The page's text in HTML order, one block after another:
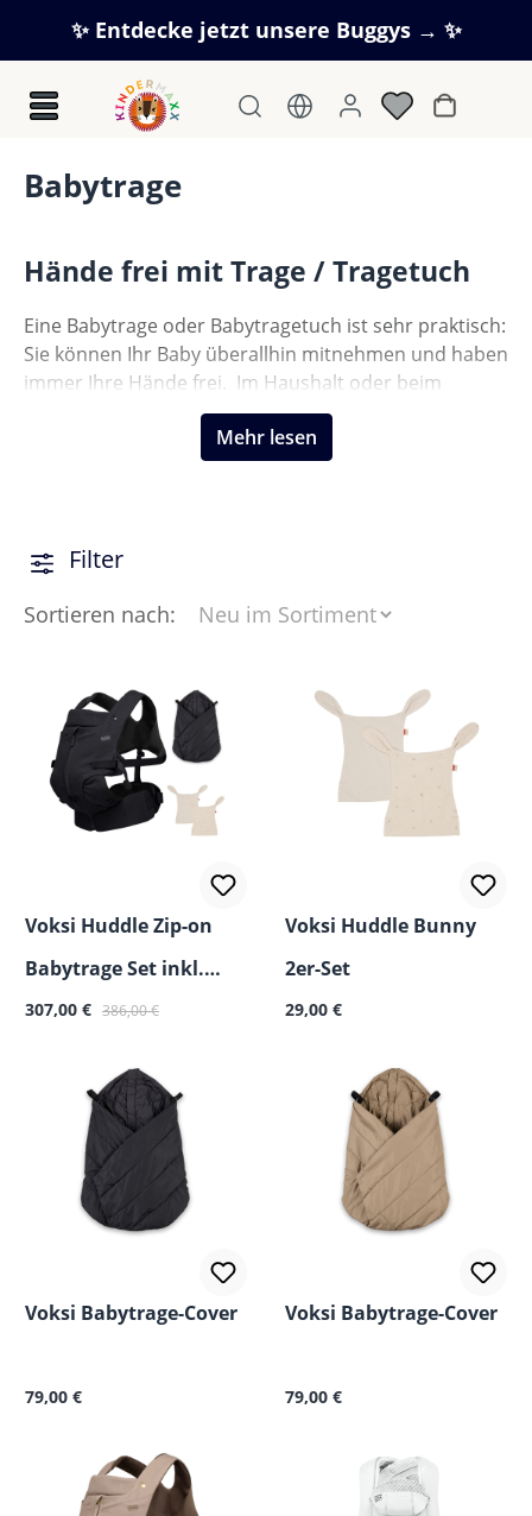
Zum Hauptinhalt springen
✨ Entdecke jetzt unsere Buggys → ✨
Babytrage
Hände frei mit Trage / Tragetuch
Eine Babytrage oder Babytragetuch ist sehr praktisch:
Sie können Ihr Baby überallhin mitnehmen und haben
immer Ihre Hände frei. Im Haushalt oder beim
Mehr lesen
Filter
Sortieren nach:
Voksi Huddle Zip-on
Babytrage Set inkl.
Zubehör
307,00 € 386,00 €
Voksi Huddle Bunny
2er-Set
Regulärer Preis:
29,00 €
Voksi Babytrage-Cover
Regulärer Preis:
79,00 €
Voksi Babytrage-Cover
Regulärer Preis:
79,00 €